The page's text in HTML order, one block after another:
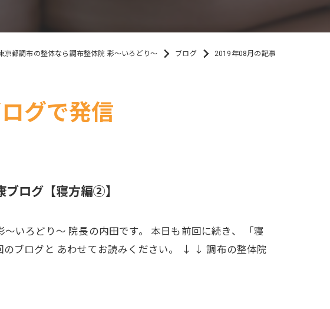
京都調布の整体なら調布整体院 彩～いろどり～ ブログ 2019年08月の記事
グで発信
ブログ【寝方編②】
～いろどり～ 院長の内田です。 本日も前回に続き、 「寝
のブログと あわせてお読みください。 ↓ ↓ 調布の整体院